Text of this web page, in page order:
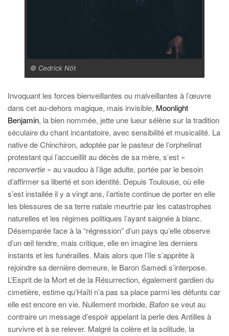
© Cedrick Nöt
Invoquant les forces bienveillantes ou malveillantes à l’œuvre
dans cet au-dehors magique, mais invisible, Moonlight
Benjamin, la bien nommée, jette une lueur sélène sur la tradition
séculaire du chant incantatoire, avec sensibilité et musicalité. La
native de Chinchiron, adoptée par le pasteur de l’orphelinat
protestant qui l’accueillit au décès de sa mère, s’est «
reconvertie » au vaudou à l’âge adulte, portée par le besoin
d’affirmer sa liberté et son identité. Depuis Toulouse, où elle
s’est installée il y a vingt ans, l’artiste continue de porter en elle
les blessures de sa terre natale meurtrie par les catastrophes
naturelles et les régimes politiques l’ayant saignée à blanc.
Désemparée face à la “régression” d’un pays qu’elle observe
d’un œil tendre, mais critique, elle en imagine les derniers
instants et les funérailles. Mais alors que l’île s’apprête à
rejoindre sa dernière demeure, le Baron Samedi s’interpose.
L’Esprit de la Mort et de la Résurrection, également gardien du
cimetière, estime qu’Haïti n’a pas sa place parmi les défunts car
elle est encore en vie. Nullement morbide, Bafonse veut au
contraire un message d’espoir appelant la perle des Antilles à
survivre et à se relever. Malgré la colère et la solitude, la